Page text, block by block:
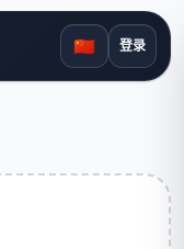
🇨🇳 登录